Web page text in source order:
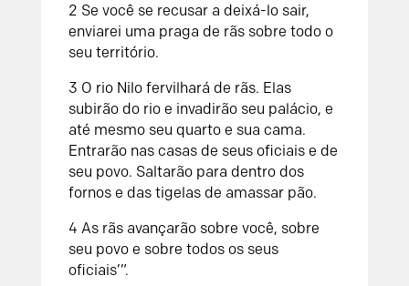
2 Se você se recusar a deixá-lo sair,
enviarei uma praga de rãs sobre todo o
seu território.
3 O rio Nilo fervilhará de rãs. Elas
subirão do rio e invadirão seu palácio, e
até mesmo seu quarto e sua cama.
Entrarão nas casas de seus oficiais e de
seu povo. Saltarão para dentro dos
fornos e das tigelas de amassar pão.
4 As rãs avançarão sobre você, sobre
seu povo e sobre todos os seus
oficiais’”.